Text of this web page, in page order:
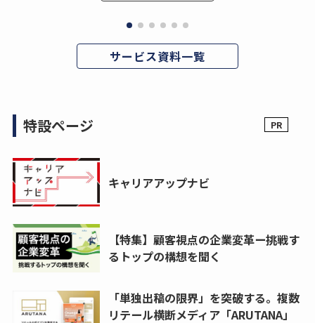
サービス資料一覧
特設ページ
キャリアアップナビ
【特集】顧客視点の企業変革ー挑戦す
るトップの構想を聞く
「単独出稿の限界」を突破する。複数
リテール横断メディア「ARUTANA」